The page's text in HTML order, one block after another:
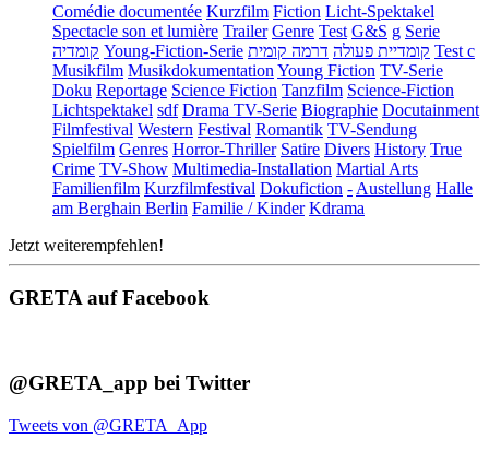
Comédie documentée Kurzfilm Fiction Licht-Spektakel
Spectacle son et lumière Trailer Genre Test G&S g Serie
קומדיה Young-Fiction-Serie קומדיית פעולה דרמה קומית
Test c
Musikfilm Musikdokumentation Young Fiction TV-Serie
Doku Reportage Science Fiction Tanzfilm Science-Fiction
Lichtspektakel sdf Drama TV-Serie Biographie Docutainment
Filmfestival Western Festival Romantik TV-Sendung
Spielfilm Genres Horror-Thriller Satire Divers History True
Crime TV-Show Multimedia-Installation Martial Arts
Familienfilm Kurzfilmfestival Dokufiction - Austellung Halle
am Berghain Berlin Familie / Kinder Kdrama
Jetzt weiterempfehlen!
GRETA auf Facebook
@GRETA_app bei Twitter
Tweets von @GRETA_App